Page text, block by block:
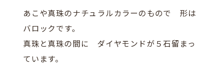
あこや真珠のナチュラルカラーのもので 形は
バロックです。
真珠と真珠の間に ダイヤモンドが５石留まっ
ています。